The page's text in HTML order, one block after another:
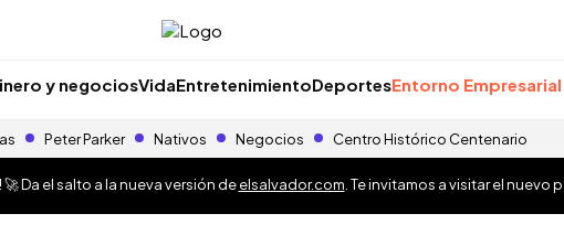
y negociosVidaEntretenimientoDeportesEntorno Empresarial
Peter Parker Nativos Negocios Centro Histórico Centenario
Da el salto a la nueva versión deelsalvador.com . Te invitamos a visitar el